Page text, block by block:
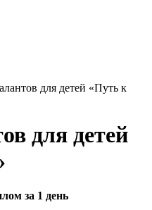
для детей «Путь к
для детей
за 1 день